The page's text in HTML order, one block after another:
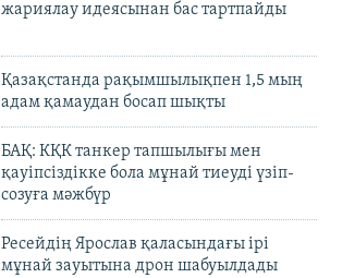
жариялау идеясынан бас тартпайды
Қазақстанда рақымшылықпен 1,5 мың
адам қамаудан босап шықты
БАҚ: КҚК танкер тапшылығы мен
қауіпсіздікке бола мұнай тиеуді үзіп-
созуға мәжбүр
Ресейдің Ярослав қаласындағы ірі
мұнай зауытына дрон шабуылдады